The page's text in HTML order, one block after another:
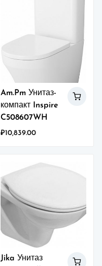
Am.Pm Унитаз-
компакт Inspire
C508607WH
₽10,839.00
Jika Унитаз